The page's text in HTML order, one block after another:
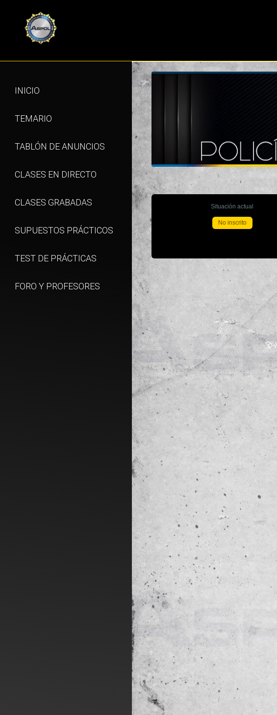
INICIO
TEMARIO
TABLÓN DE ANUNCIOS
CLASES EN DIRECTO
CLASES GRABADAS
SUPUESTOS PRÁCTICOS
TEST DE PRÁCTICAS
FORO Y PROFESORES
Situación actual
No inscrito